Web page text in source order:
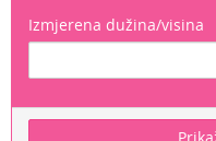
Izmjerena dužina/visina